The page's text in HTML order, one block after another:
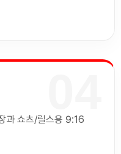
과 쇼츠/릴스용 9:16